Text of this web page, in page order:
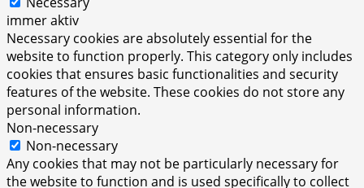
immer aktiv
Necessary cookies are absolutely essential for the
website to function properly. This category only includes
cookies that ensures basic functionalities and security
features of the website. These cookies do not store any
personal information.
Non-necessary
Non-necessary
Any cookies that may not be particularly necessary for
the website to function and is used specifically to collect